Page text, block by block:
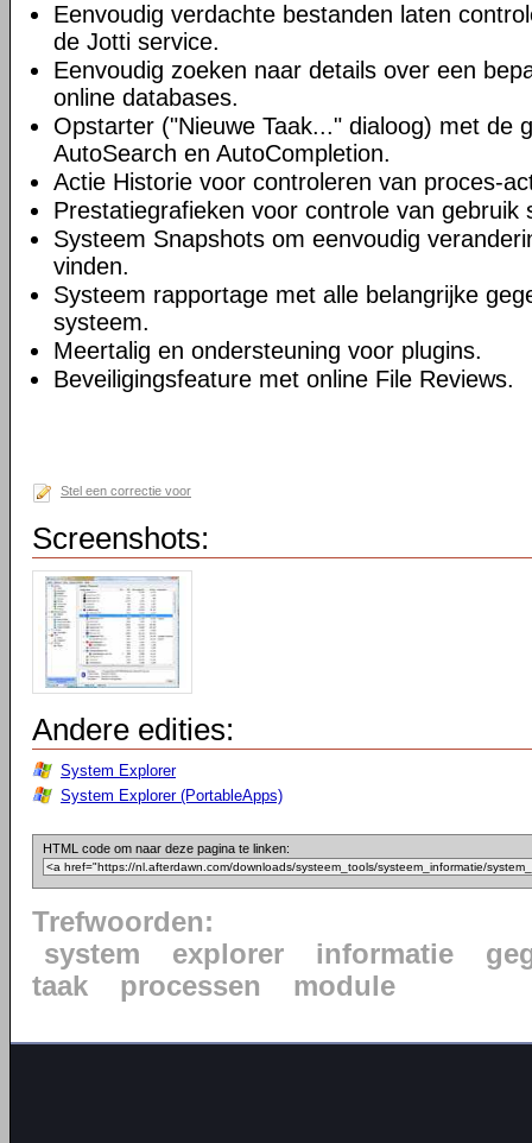
Eenvoudig verdachte bestanden laten
de Jotti service.
Eenvoudig zoeken naar details over een
online databases.
Opstarter ("Nieuwe Taak..." dialoog) met de
AutoSearch en AutoCompletion.
Actie Historie voor controleren van proces-
Prestatiegrafieken voor controle van gebruik
Systeem Snapshots om eenvoudig
vinden.
Systeem rapportage met alle belangrijke
systeem.
Meertalig en ondersteuning voor plugins.
Beveiligingsfeature met online File Reviews.
Stel een correctie voor
Screenshots:
Andere edities:
System Explorer
System Explorer (PortableApps)
HTML code om naar deze pagina te linken:
Trefwoorden:
system
explorer informatie
taak
processen module